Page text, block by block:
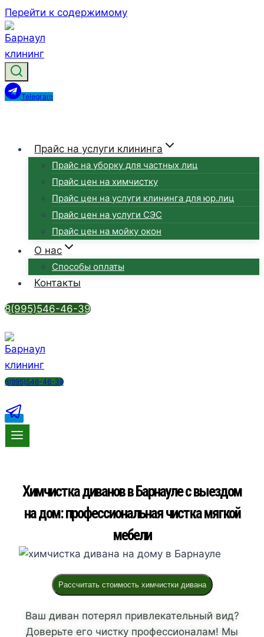
Перейти к содержимому
Telegram
Прайс на услуги клининга
Прайс на уборку для частных лиц
Прайс цен на химчистку
Прайс цен на услуги клининга для юр.лиц
Прайс цен на услуги СЭС
Прайс цен на мойку окон
О нас
Способы оплаты
Контакты
8(995)546-46-39
8(995)546-46-39
Химчисткадивановв Барнаулесвыездом
надом:профессиональнаячисткамягкой
мебели
Рассчитать стоимость химчистки дивана
Ваш диван потерял привлекательный вид?
Доверьте его чистку профессионалам! Мы